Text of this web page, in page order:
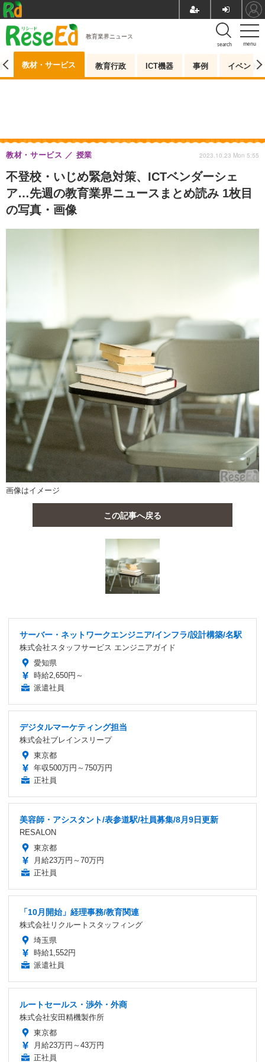
menu
search
教育業界ニュース
教材・サービス 教育行政 ICT機器 事例 イベント
不登校・いじめ緊急対策、ICTベンダーシェ
ア…先週の教育業界ニュースまとめ読み 1枚目
の写真・画像
教材・サービス 授業 2023.10.23 Mon 5:55
画像はイメージ
この記事へ戻る
サーバー・ネットワークエンジニア/インフラ/設計構築/名駅
株式会社スタッフサービス エンジニアガイド
愛知県
時給2,650円～
派遣社員
デジタルマーケティング担当
株式会社ブレインスリープ
東京都
年収500万円～750万円
正社員
美容師・アシスタント/表参道駅/社員募集/8月9日更新
RESALON
東京都
月給23万円～70万円
正社員
「10月開始」経理事務/教育関連
株式会社リクルートスタッフィング
埼玉県
時給1,552円
派遣社員
ルートセールス・渉外・外商
株式会社安田精機製作所
東京都
月給23万円～43万円
正社員